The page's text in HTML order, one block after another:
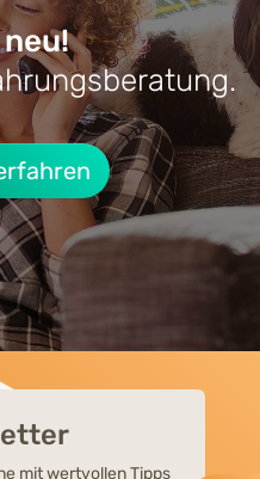
Hund:
& Alltag
mit wertvollen Tipps